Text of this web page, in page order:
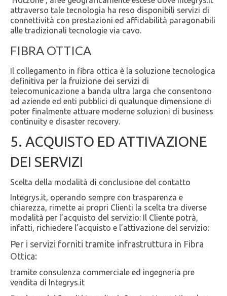
attraverso tale tecnologia ha reso disponibili servizi di
connettività con prestazioni ed affidabilità paragonabili
alle tradizionali tecnologie via cavo.
FIBRA OTTICA
Il collegamento in fibra ottica è la soluzione tecnologica
definitiva per la fruizione dei servizi di
telecomunicazione a banda ultra larga che consentono
ad aziende ed enti pubblici di qualunque dimensione di
poter finalmente attuare moderne soluzioni di business
continuity e disaster recovery.
5. ACQUISTO ED ATTIVAZIONE
DEI SERVIZI
Scelta della modalità di conclusione del contatto
Integrys.it, operando sempre con trasparenza e
chiarezza, rimette ai propri Clienti la scelta tra diverse
modalità per l’acquisto del servizio: Il Cliente potrà,
infatti, richiedere l’acquisto e l’attivazione del servizio:
Per i servizi forniti tramite infrastruttura in Fibra
Ottica:
tramite consulenza commerciale ed ingegneria pre
vendita di Integrys.it